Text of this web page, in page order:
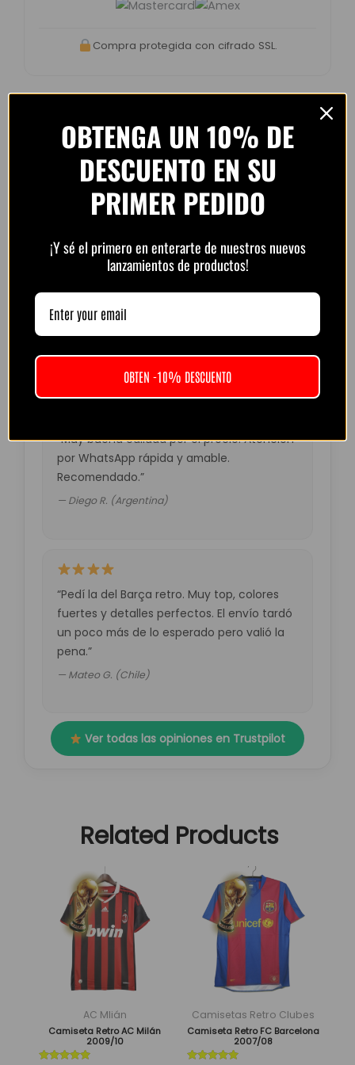
Compra protegida con cifrado SSL.
Opiniones de clientes –
PlayFutbol
4.8 / 5 basado en1.240
opiniones
Volveré a comprar seguro.”
“Muy buena calidad por el precio. Atención
por WhatsApp rápida y amable.
Recomendado.”
— Diego R. (Argentina)
“Pedí la del Barça retro. Muy top, colores
fuertes y detalles perfectos. El envío tardó
un poco más de lo esperado pero valió la
pena.”
— Mateo G. (Chile)
Ver todas las opiniones en Trustpilot
Related Products
AC Mlián
Camiseta Retro AC Milán
2009/10
El
precio
original
era:
89,95 €.
es:
producto
tiene
múltiples
variantes.
Las
opciones
pueden
elegir
Camisetas Retro Clubes
Camiseta Retro FC Barcelona
2007/08
El
precio
original
era:
actual
es:
Este
producto
tiene
múltiples
variantes.
opciones
se
pueden
elegir
OBTENGA UN 10% DE
DESCUENTO EN SU
PRIMER PEDIDO
¡Y sé el primero en enterarte de nuestros nuevos
lanzamientos de productos!
OBTEN -10% DESCUENTO